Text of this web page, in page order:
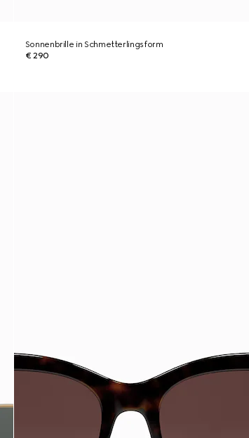
Sonnenbrille in Schmetterlingsform
€ 290